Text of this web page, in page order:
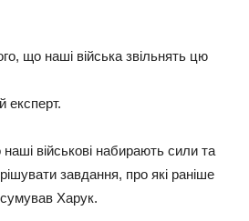
що наші війська звільнять цю
експерт.
військові набирають сили та
завдання, про які раніше
Харук.